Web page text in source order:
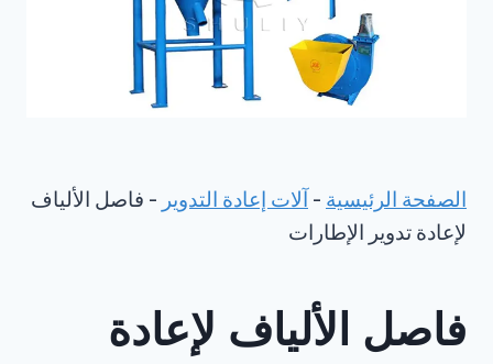
الصفحة الرئيسية - آلات إعادة التدوير - فاصل الألياف
لإعادة تدوير الإطارات
فاصل الألياف لإعادة